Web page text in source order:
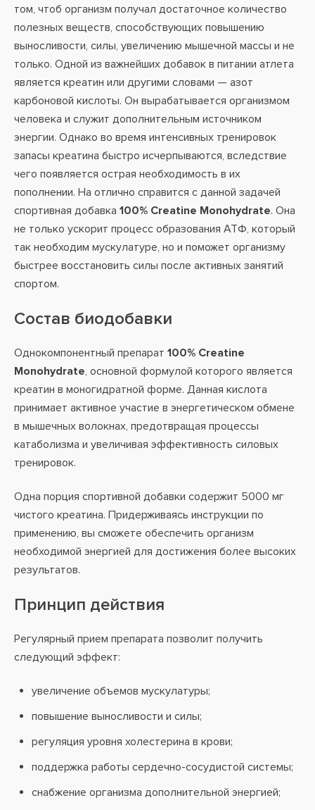
том, чтоб организм получал достаточное количество
полезных веществ, способствующих повышению
выносливости, силы, увеличению мышечной массы и не
только. Одной из важнейших добавок в питании атлета
является креатин или другими словами — азот
карбоновой кислоты. Он вырабатывается организмом
человека и служит дополнительным источником
энергии. Однако во время интенсивных тренировок
запасы креатина быстро исчерпываются, вследствие
чего появляется острая необходимость в их
пополнении. На отлично справится с данной задачей
спортивная добавка 100% Creatine Monohydrate. Она
не только ускорит процесс образования АТФ, который
так необходим мускулатуре, но и поможет организму
быстрее восстановить силы после активных занятий
спортом.
Состав биодобавки
Однокомпонентный препарат 100% Creatine
Monohydrate, основной формулой которого является
креатин в моногидратной форме. Данная кислота
принимает активное участие в энергетическом обмене
в мышечных волокнах, предотвращая процессы
катаболизма и увеличивая эффективность силовых
тренировок.
Одна порция спортивной добавки содержит 5000 мг
чистого креатина. Придерживаясь инструкции по
применению, вы сможете обеспечить организм
необходимой энергией для достижения более высоких
результатов.
Принцип действия
Регулярный прием препарата позволит получить
следующий эффект:
увеличение объемов мускулатуры;
повышение выносливости и силы;
регуляция уровня холестерина в крови;
поддержка работы сердечно-сосудистой системы;
снабжение организма дополнительной энергией;